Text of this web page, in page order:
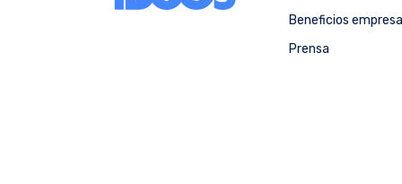
Beneficios
Prensa